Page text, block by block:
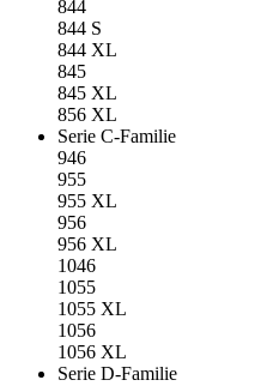
844
844 S
844 XL
845
845 XL
856 XL
Serie C-Familie
946
955
955 XL
956
956 XL
1046
1055
1055 XL
1056
1056 XL
Serie D-Familie